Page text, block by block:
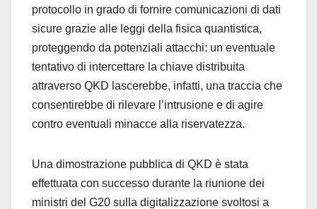
protocollo in grado di fornire comunicazioni di dati
sicure grazie alle leggi della fisica quantistica,
proteggendo da potenziali attacchi: un eventuale
tentativo di intercettare la chiave distribuita
attraverso QKD lascerebbe, infatti, una traccia che
consentirebbe di rilevare l’intrusione e di agire
contro eventuali minacce alla riservatezza.
Una dimostrazione pubblica di QKD è stata
effettuata con successo durante la riunione dei
ministri del G20 sulla digitalizzazione svoltosi a